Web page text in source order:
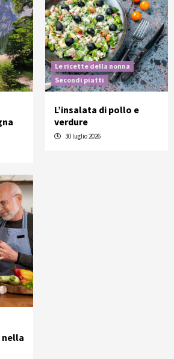
Le ricette della nonna
Secondi piatti
L’insalata di pollo e
verdure
30 luglio 2026
nella